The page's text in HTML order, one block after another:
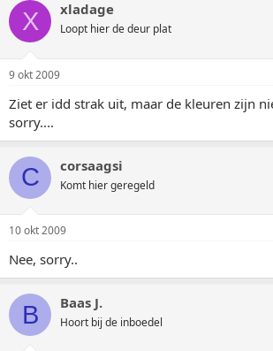
X xladage
Loopt hier de deur plat
9 okt 2009
Ziet er idd strak uit, maar de kleuren zijn
sorry....
C corsaagsi
Komt hier geregeld
10 okt 2009
Nee, sorry..
B Baas J.
Hoort bij de inboedel